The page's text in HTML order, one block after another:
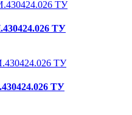
ТУ
ТУ